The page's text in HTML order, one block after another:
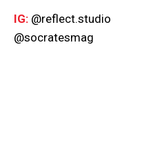
IG: @reflect.studio
@socratesmag